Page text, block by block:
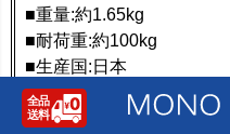
■重量:約1.65kg
■耐荷重:約100kg
■生産国:日本
■JAN
4980356017562